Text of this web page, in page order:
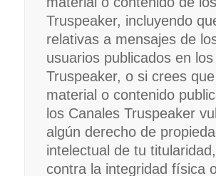
Truspeaker, incluyendo
relativas a mensajes de
usuarios publicados en
Truspeaker, o si crees que
material o contenido
los Canales Truspeaker
algún derecho de
intelectual de tu
contra la integridad física